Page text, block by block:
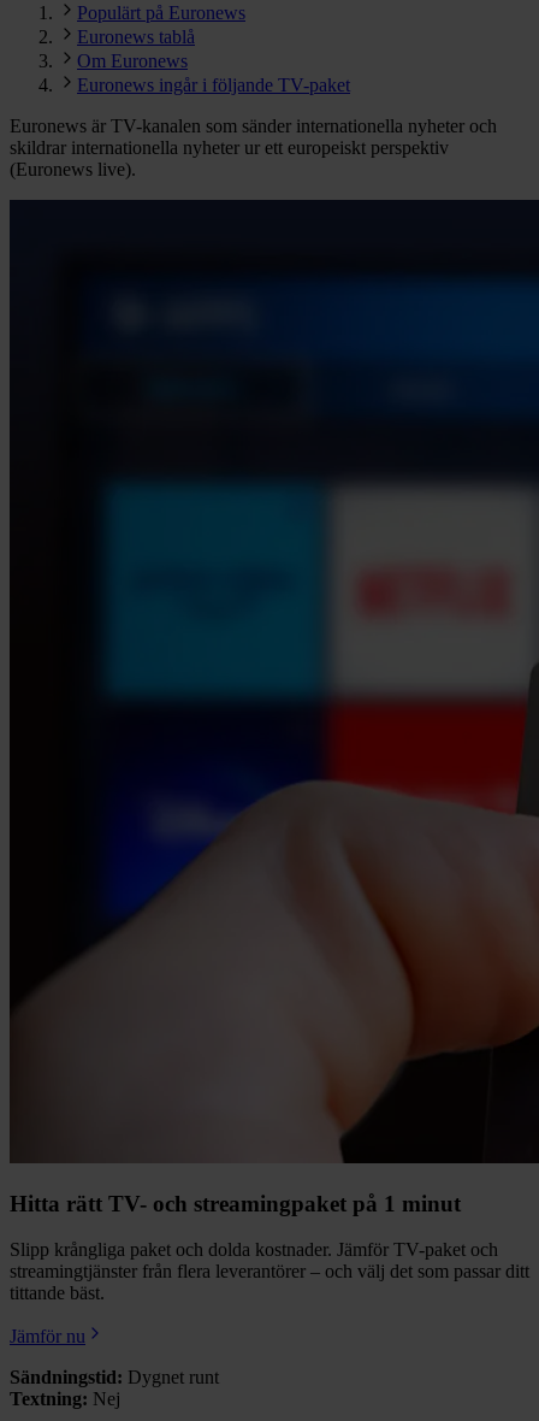
Populärt på Euronews
Euronews tablå
Om Euronews
Euronews ingår i följande TV-paket
Euronews är TV-kanalen som sänder internationella nyheter och
skildrar internationella nyheter ur ett europeiskt perspektiv
(Euronews live).
Hitta rätt TV- och streamingpaket på 1 minut
Slipp krångliga paket och dolda kostnader. Jämför TV-paket och
streamingtjänster från flera leverantörer – och välj det som passar ditt
tittande bäst.
Jämför nu
Sändningstid: Dygnet runt
Textning: Nej